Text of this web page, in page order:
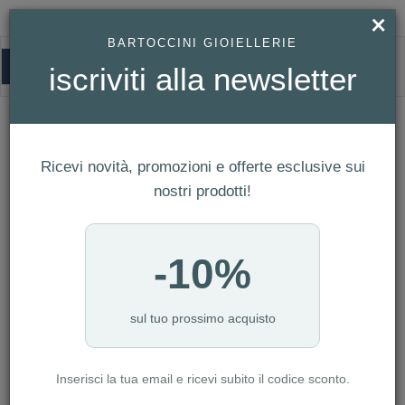
HOMEPAGE
PANDORA - COLLANA CUORE IN RILIEVO ROSA REF. 398425C02-45
Ref. 398425C02-45
×
BARTOCCINI GIOIELLERIE
iscriviti alla newsletter
Ricevi novità, promozioni e offerte esclusive sui
nostri prodotti!
-10%
sul tuo prossimo acquisto
Inserisci la tua email e ricevi subito il codice sconto.